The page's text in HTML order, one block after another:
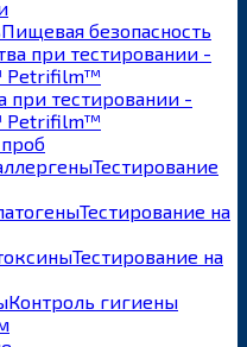
Пищевая безопасность
при тестировании -
Petrifilm™
Тестирование
Тестирование на
Тестирование на
Контроль гигиены